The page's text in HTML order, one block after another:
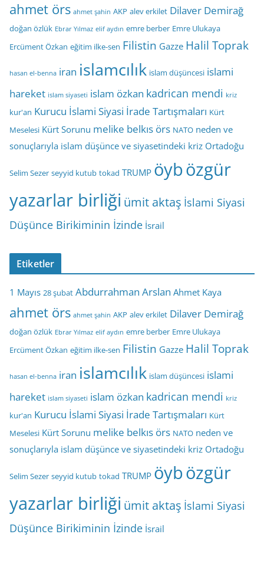
ahmet örs ahmet şahin AKP alev erkilet Dilaver Demirağ
doğan özlük Ebrar Yılmaz elif aydın emre berber Emre Ulukaya
Ercüment Özkan eğitim ilke-sen Filistin Gazze Halil Toprak
hasan el-benna iran islamcılık islam düşüncesi islami
hareket islam siyaseti islam özkan kadrican mendi kriz
kur'an Kurucu İslami Siyasi İrade Tartışmaları Kürt
Meselesi Kürt Sorunu melike belkıs örs NATO neden ve
sonuçlarıyla islam düşünce ve siyasetindeki kriz Ortadoğu
Selim Sezer seyyid kutub tokad TRUMP öybözgür
yazarlar birliği ümit aktaş İslami Siyasi
Düşünce Birikiminin İzinde İsrail
Etiketler
1 Mayıs 28 şubat Abdurrahman Arslan Ahmet Kaya
ahmet örs ahmet şahin AKP alev erkilet Dilaver Demirağ
doğan özlük Ebrar Yılmaz elif aydın emre berber Emre Ulukaya
Ercüment Özkan eğitim ilke-sen Filistin Gazze Halil Toprak
hasan el-benna iran islamcılık islam düşüncesi islami
hareket islam siyaseti islam özkan kadrican mendi kriz
kur'an Kurucu İslami Siyasi İrade Tartışmaları Kürt
Meselesi Kürt Sorunu melike belkıs örs NATO neden ve
sonuçlarıyla islam düşünce ve siyasetindeki kriz Ortadoğu
Selim Sezer seyyid kutub tokad TRUMP öybözgür
yazarlar birliği ümit aktaş İslami Siyasi
Düşünce Birikiminin İzinde İsrail